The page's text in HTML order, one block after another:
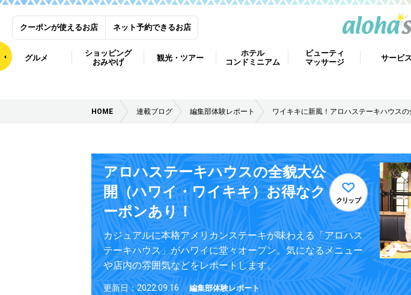
クーポンが使えるお店 ネット予約できるお店
グルメ
ショッピング
おみやげ
観光・ツアー
ホテル
コンドミニアム
ビューティ
マッサージ
サービス
HOME 連載ブログ 編集部体験レポート ワイキキに新風！アロハステーキハウスの
アロハステーキハウスの全貌大公
開（ハワイ・ワイキキ）お得なク
ーポンあり！
クリップ
カジュアルに本格アメリカンステーキが味わえる「アロハス
テーキハウス」がハワイに堂々オープン。気になるメニュー
や店内の雰囲気などをレポートします。
更新日：2022.09.16 編集部体験レポート